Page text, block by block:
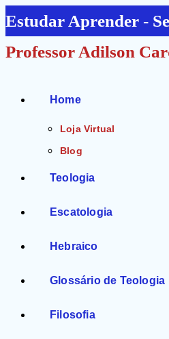
Ir
para
o
Estudar Aprender -
Professor Adilson
Home
Loja Virtual
Blog
Teologia
Escatologia
Hebraico
Glossário de Teologia
Filosofia